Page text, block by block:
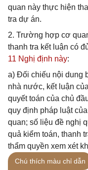
quan này thực hiện
tra dự án.
2. Trường hợp cơ
thanh tra kết luận có
11 Nghị định này:
a) Đối chiếu nội dung
nhà nước, kết luận
quyết toán của chủ
quy định pháp luật
quan; số liệu đề nghị
quả kiểm toán, thanh
thẩm quyền xem xét
b) Kiểm tra việc chấp
Chú thích màu chỉ dẫn